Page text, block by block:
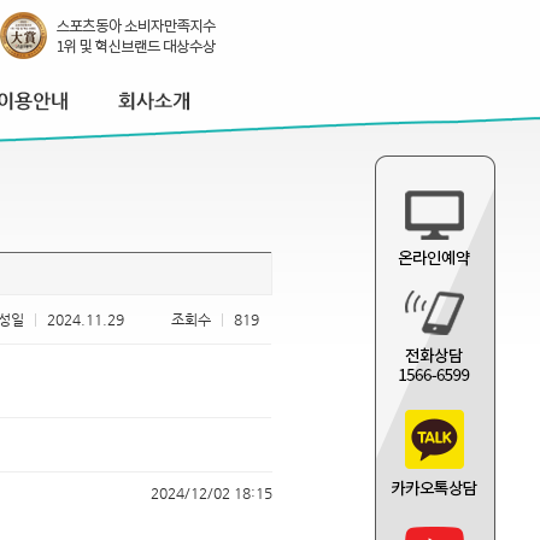
일 2024.11.29 조회수 819
2024/12/02 18:15